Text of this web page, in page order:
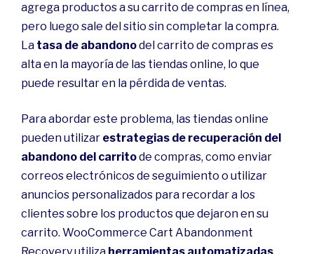
agrega productos a su carrito de compras en línea,
pero luego sale del sitio sin completar la compra.
La tasa de abandonodel carrito de compras es
alta en la mayoría de las tiendas online, lo que
puede resultar en la pérdida de ventas.
Para abordar este problema, las tiendas online
pueden utilizar estrategias de recuperación del
abandono del carritode compras, como enviar
correos electrónicos de seguimiento o utilizar
anuncios personalizados para recordar a los
clientes sobre los productos que dejaron en su
carrito. WooCommerce Cart Abandonment